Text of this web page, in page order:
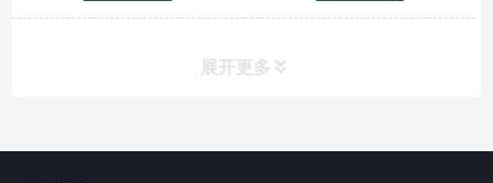
展开更多